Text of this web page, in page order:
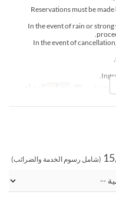
*Reservations must be
*In the event of rain or
*In the event of
وجبات العشاء
(شامل رسوم الخدمة والضرائب)